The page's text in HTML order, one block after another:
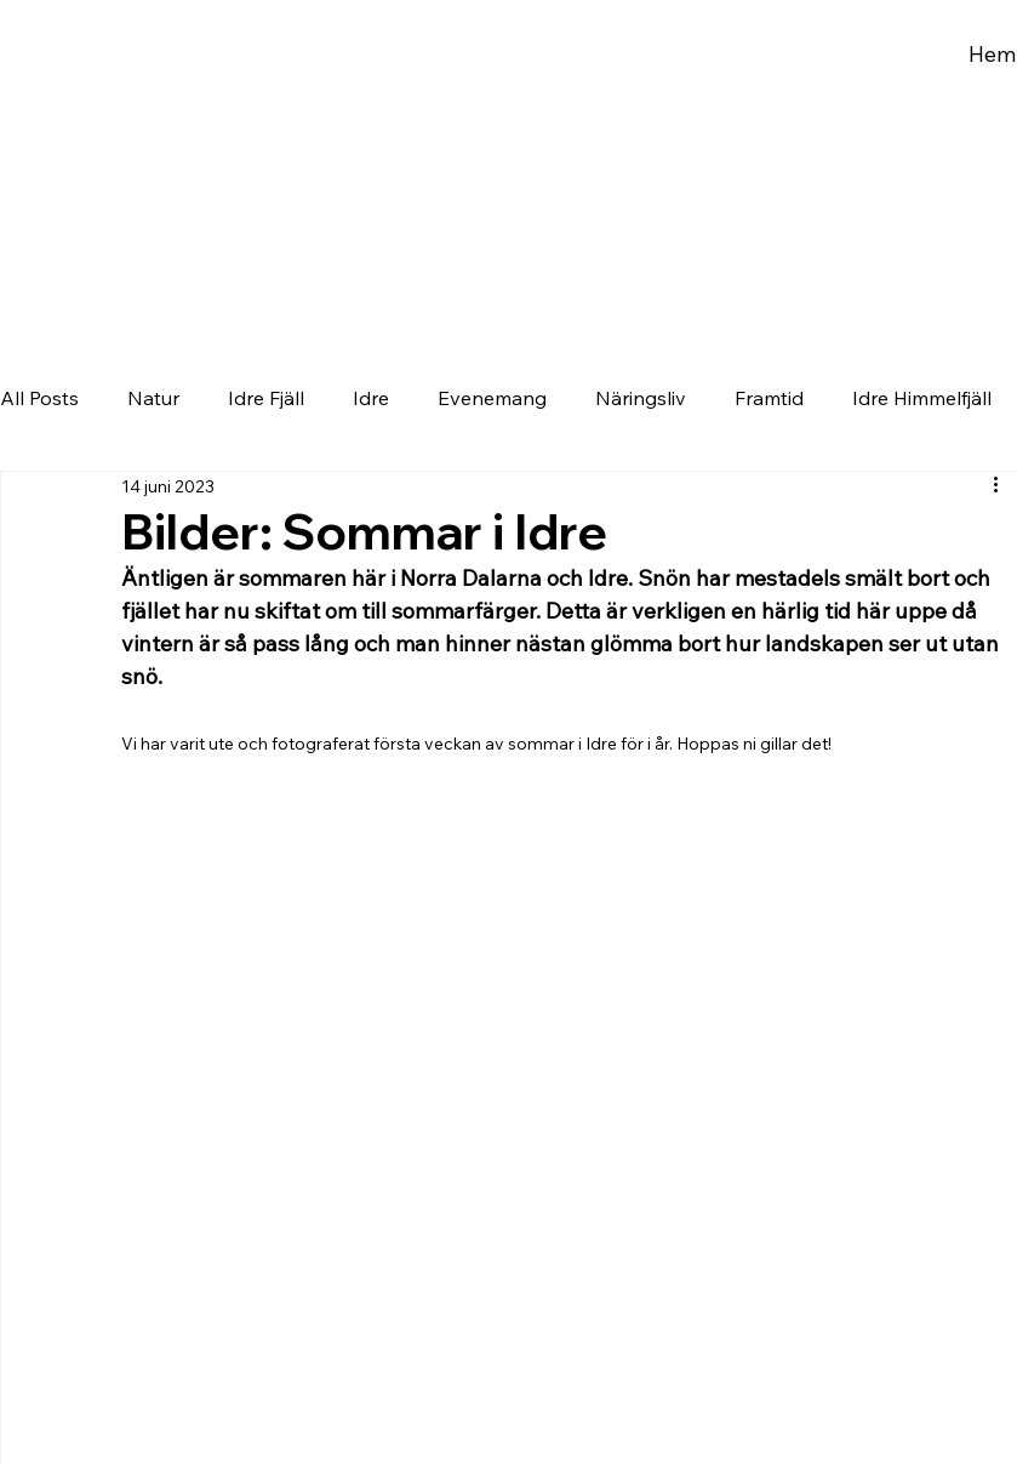
Hem
All Posts Natur Idre Fjäll Idre Evenemang Näringsliv Framtid Idre Himmelfjäll
Bilder: Sommar i Idre
14 juni 2023
Äntligen är sommaren här i Norra Dalarna och Idre. Snön har mestadels smält bort och
fjället har nu skiftat om till sommarfärger. Detta är verkligen en härlig tid här uppe då
vintern är så pass lång och man hinner nästan glömma bort hur landskapen ser ut utan
snö.
Vi har varit ute och fotograferat första veckan av sommar i Idre för i år. Hoppas ni gillar det!